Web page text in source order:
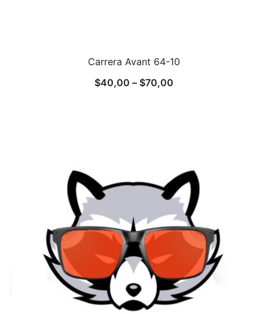
Carrera Avant 64-10
$40,00 – $70,00